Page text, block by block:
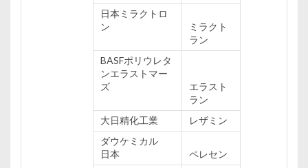
日本ミラクトロ
ン
ミラクト
ラン
BASFポリウレタ
ンエラストマー
ズ
エラスト
ラン
大日精化工業
レザミン
ダウケミカル
日本
ペレセン